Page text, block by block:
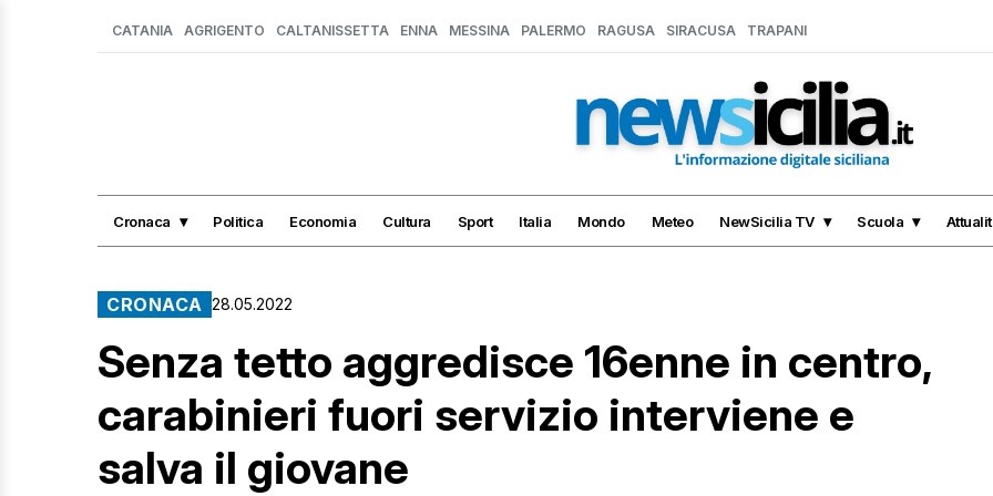
CATANIA AGRIGENTO CALTANISSETTA ENNA MESSINA PALERMO RAGUSA SIRACUSA TRAPANI
Cronaca Politica Economia Cultura Sport Italia Mondo Meteo NewSicilia TV Scuola
CRONACA 28.05.2022
Senza tetto aggredisce 16enne in centro,
carabinieri fuori servizio interviene e
salva il giovane